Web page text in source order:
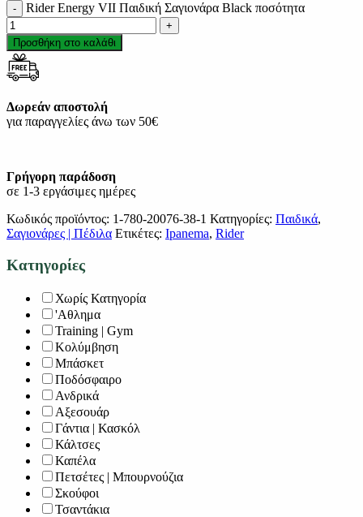
Rider Energy VII Παιδική Σαγιονάρα Black ποσότητα
Προσθήκη στο καλάθι
Δωρεάν αποστολή
για παραγγελίες άνω των 50€
Γρήγορη παράδοση
σε 1-3 εργάσιμες ημέρες
Κωδικός προϊόντος: 1-780-20076-38-1 Κατηγορίες: Παιδικά,
Σαγιονάρες | Πέδιλα Ετικέτες: Ipanema, Rider
Κατηγορίες
Χωρίς Κατηγορία
'Αθλημα
Training | Gym
Κολύμβηση
Μπάσκετ
Ποδόσφαιρο
Ανδρικά
Αξεσουάρ
Γάντια | Κασκόλ
Κάλτσες
Καπέλα
Πετσέτες | Μπουρνούζια
Σκούφοι
Τσαντάκια